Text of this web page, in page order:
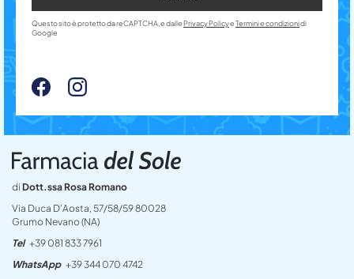
di Dott.ssa Rosa Romano
Via Duca D’Aosta, 57/58/59 80028
Grumo Nevano (NA)
Tel +39 081 833 7961
WhatsApp +39 344 070 4742
Questo sito è protetto da reCAPTCHA, e dalle Privacy PolicyeTermini e condizionidi
Google